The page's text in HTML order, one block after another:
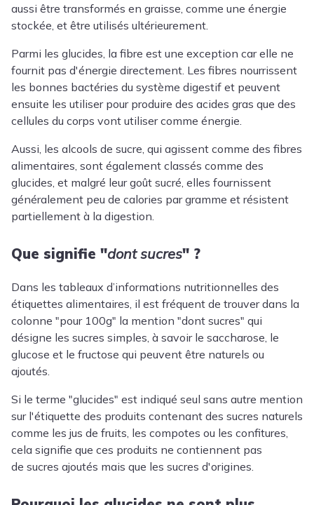
aussi être transformés en graisse, comme une énergie
stockée, et être utilisés ultérieurement.
Parmi les glucides, la fibre est une exception car elle ne
fournit pas d'énergie directement. Les fibres nourrissent
les bonnes bactéries du système digestif et peuvent
ensuite les utiliser pour produire des acides gras que des
cellules du corps vont utiliser comme énergie.
Aussi, les alcools de sucre, qui agissent comme des fibres
alimentaires, sont également classés comme des
glucides, et malgré leur goût sucré, elles fournissent
généralement peu de calories par gramme et résistent
partiellement à la digestion.
Que signifie "dont sucres" ?
Dans les tableaux d’informations nutritionnelles des
étiquettes alimentaires, il est fréquent de trouver dans la
colonne "pour 100g" la mention "dont sucres" qui
désigne les sucres simples, à savoir le saccharose, le
glucose et le fructose qui peuvent être naturels ou
ajoutés.
Si le terme "glucides" est indiqué seul sans autre mention
sur l'étiquette des produits contenant des sucres naturels
comme les jus de fruits, les compotes ou les confitures,
cela signifie que ces produits ne contiennent pas
de sucres ajoutés mais que les sucres d'origines.